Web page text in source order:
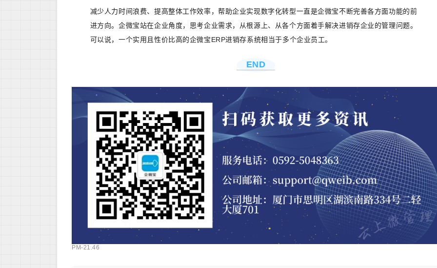
减少人力时间浪费、提高整体工作效率，帮助企业实现数字化转型一直是企微宝不断完善各方面功能的前
进方向。企微宝站在企业角度，思考企业需求，从根源上、从各个方面着手解决进销存企业的管理问题。
可以说，一个实用且性价比高的企微宝ERP进销存系统相当于多个企业员工。
END
PM-21.46